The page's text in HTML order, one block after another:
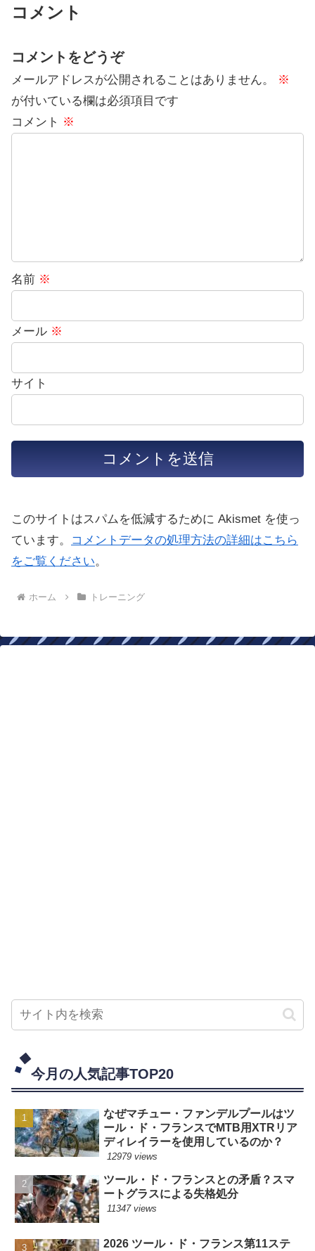
コメント
コメントをどうぞ
メールアドレスが公開されることはありません。
※
が付いている欄は必須項目です
コメント ※
名前 ※
メール ※
サイト
このサイトはスパムを低減するために Akismet を使っ
ています。
コメントデータの処理方法の詳細はこちら
をご覧ください。
ホーム トレーニング
今月の人気記事TOP20
なぜマチュー・ファンデルプールはツ
ール・ド・フランスでMTB用XTRリア
ディレイラーを使用しているのか？
12979 views
ツール・ド・フランスとの矛盾？スマ
ートグラスによる失格処分
11347 views
2026 ツール・ド・フランス第11ステ